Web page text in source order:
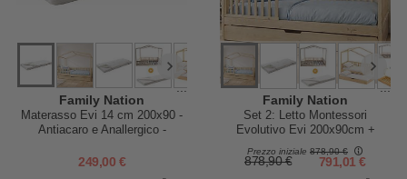
...
Family Nation
Materasso Evi 14 cm 200x90 -
Antiacaro e Anallergico -
Montessori Evolutivo Evi 4 in 1
249,00 €
...
Family Nation
Set 2: Letto Montessori
Evolutivo Evi 200x90cm +
Prezzo iniziale 878,90 €
878,90 € 791,01 €